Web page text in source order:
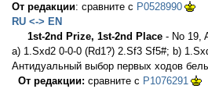
От редакции: сравните с P0528990
RU <-> EN
1st-2nd Prize, 1st-2nd Place - No 19,
a) 1.Sxd2 0-0-0 (Rd1?) 2.Sf3 Sf5#; b)
Антидуальный выбор первых ходов
От редакции: сравните с P1076291